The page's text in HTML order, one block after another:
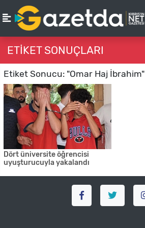
ETIKET SONUÇLARI
Etiket Sonucu: "Omar Haj İbrahim"
Dört üniversite öğrencisi
uyuşturucuyla yakalandı